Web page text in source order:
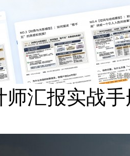
师汇报实战